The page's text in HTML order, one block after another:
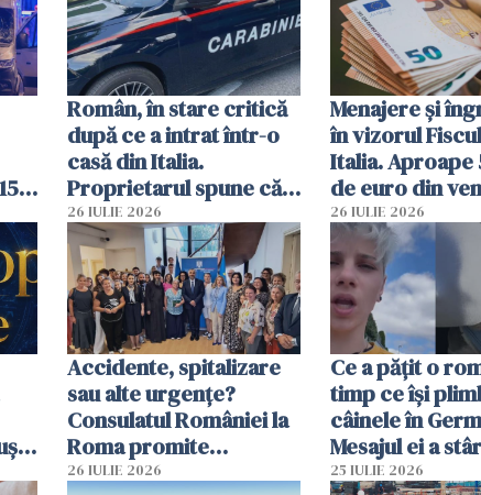
Român, în stare critică
după ce a intrat într-o
casă din Italia.
Proprietarul spune că
s-a apărat cu un cuțit
26 IULIE 2026
Menajere și
în vizorul
Italia. Aproape
de euro din
ascunși de
26 IULIE 2026
Accidente, spitalizare
sau alte urgențe?
Consulatul României la
Roma promite
intervenții în doar 24
26 IULIE 2026
Ce a pățit o
timp ce își
câinele în
Mesajul ei a
dezbateri
25 IULIE 2026